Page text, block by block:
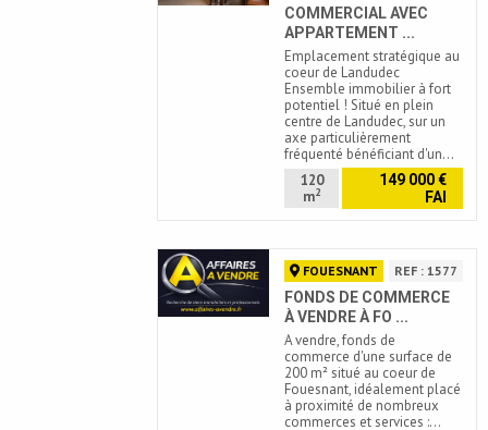
COMMERCIAL AVEC
APPARTEMENT ...
Emplacement stratégique au
coeur de Landudec
Ensemble immobilier à fort
potentiel ! Situé en plein
centre de Landudec, sur un
axe particulièrement
fréquenté bénéficiant d'un…
120
m2
149 000 €
FAI
FOUESNANT REF : 1577
FONDS DE COMMERCE
À VENDRE À FO ...
A vendre, fonds de
commerce d'une surface de
200 m² situé au coeur de
Fouesnant, idéalement placé
à proximité de nombreux
commerces et services :…